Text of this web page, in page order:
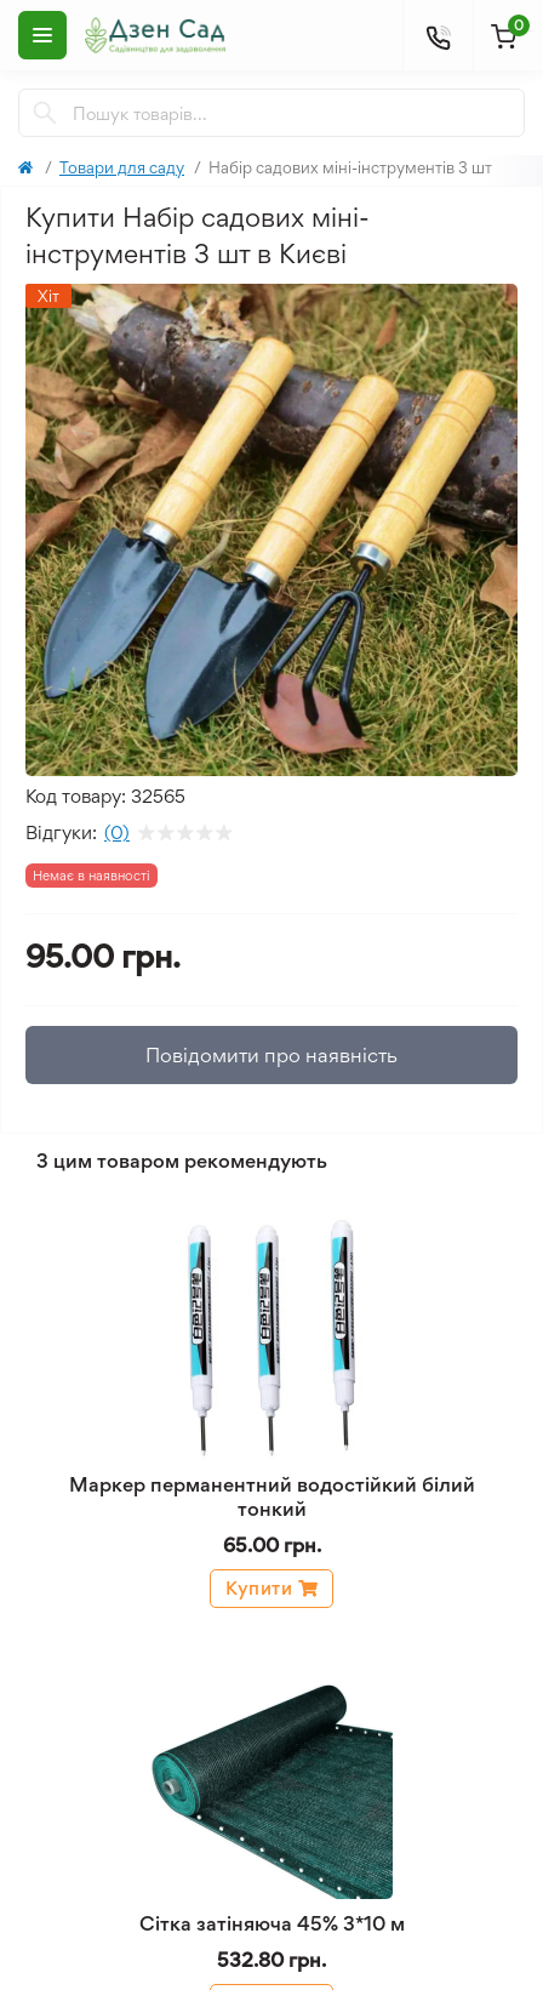
0
Товари для саду Набір садових міні-інструментів 3 шт
Купити Набір садових міні-
інструментів 3 шт в Києві
Хіт
Код товару: 32565
Відгуки: (0)
Немає в наявності
95.00 грн.
Повідомити про наявність
З цим товаром рекомендують
Маркер перманентний водостійкий білий
тонкий
65.00 грн.
Купити
Сітка затіняюча 45% 3*10 м
532.80 грн.